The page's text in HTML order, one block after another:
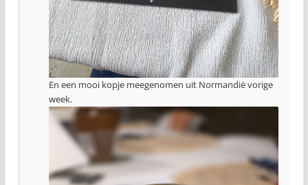
En een mooi kopje meegenomen uit Normandië vorige
week.